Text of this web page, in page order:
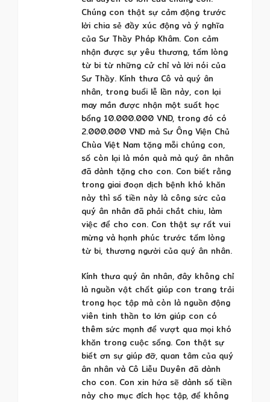
Chúng con thật sự cảm động trước
lời chia sẻ đầy xúc động và ý nghĩa
của Sư Thầy Pháp Khâm. Con cảm
nhận được sự yêu thương, tấm lòng
từ bi từ những cử chỉ và lời nói của
Sư Thầy. Kính thưa Cô và quý ân
nhân, trong buổi lễ lần này, con lại
may mắn được nhận một suất học
bổng 10.000.000 VND, trong đó có
2.000.000 VND mà Sư Ông Viện Chủ
Chùa Việt Nam tặng mỗi chúng con,
số còn lại là món quà mà quý ân nhân
đã dành tặng cho con. Con biết rằng
trong giai đoạn dịch bệnh khó khăn
này thì số tiền này là công sức của
quý ân nhân đã phải chắt chiu, làm
việc để cho con. Con thật sự rất vui
mừng và hạnh phúc trước tấm lòng
từ bi, thương người của quý ân nhân.
Kính thưa quý ân nhân, đây không chỉ
là nguồn vật chất giúp con trang trải
trong học tập mà còn là nguồn động
viên tinh thần to lớn giúp con có
thêm sức mạnh để vượt qua mọi khó
khăn trong cuộc sống. Con thật sự
biết ơn sự giúp đỡ, quan tâm của quý
ân nhân và Cô Liễu Duyên đã dành
cho con. Con xin hứa sẽ dành số tiền
này cho mục đích học tập, để không